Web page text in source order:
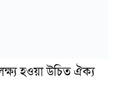
হওয়া উচিত ঐক্য